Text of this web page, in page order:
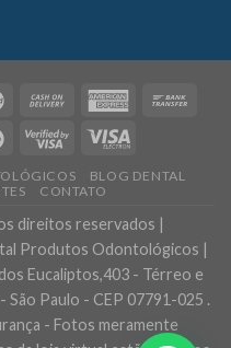
BLOG DENTAL
CONTATO
direitos reservados |
Produtos Odontológicos |
Eucaliptos,403 - Térreo e
Paulo - CEP 07791-025 .
- Fotos meramente